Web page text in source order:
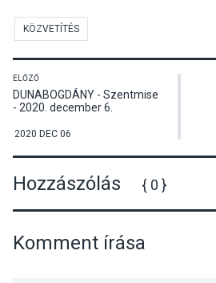
KÖZVETÍTÉS
ELŐZŐ
DUNABOGDÁNY - Szentmise
- 2020. december 6.
2020 DEC 06
Hozzászólás { 0 }
Komment írása